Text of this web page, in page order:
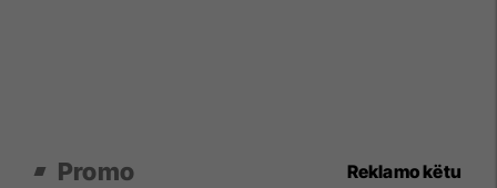
Promo Reklamo këtu